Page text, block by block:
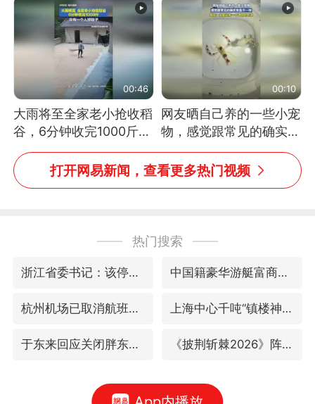
教！
00:46
大雨将至全家老小抢收稻
谷，6分钟收完1000斤，
没有一个人掉链子
00:10
网友晒自己养的一些小宠
物，感觉跟常见的确实有
些不一样
打开网易新闻，查看更多热门视频
热门搜索
浙江省委书记：该停下的坚决停下来 中国籍豪华游艇富商之子在泰国被杀
杭州机场已取消航班388架次 上海中心千吨“镇楼神器”摆动明显
于东来回应关闭胖东来生活广场店 《披荆斩棘2026》阵容官宣